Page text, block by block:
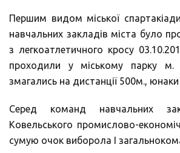
Першим видом міської
навчальних закладів міста було
з легкоатлетичного кросу
проходили у міському парку м.
змагались на дистанції 500м.,
Серед команд навчальних
Ковельського промислово-
сумую очок виборола І